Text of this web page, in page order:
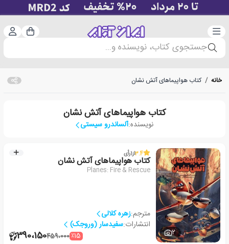
دسته‌بندی سبد
جستجوی کتاب، نویسنده و...
خانه / کتاب هواپیماهای آتش نشان
کتاب هواپیماهای آتش نشان
نویسنده:آلساندرو سیستی
2
3.4از1رأی
کتاب هواپیماهای آتش نشان
Planes: Fire & Rescue
مترجم:زهره کلالی
انتشارات:سفیدسار (وروجک)
٪15459،000390،150